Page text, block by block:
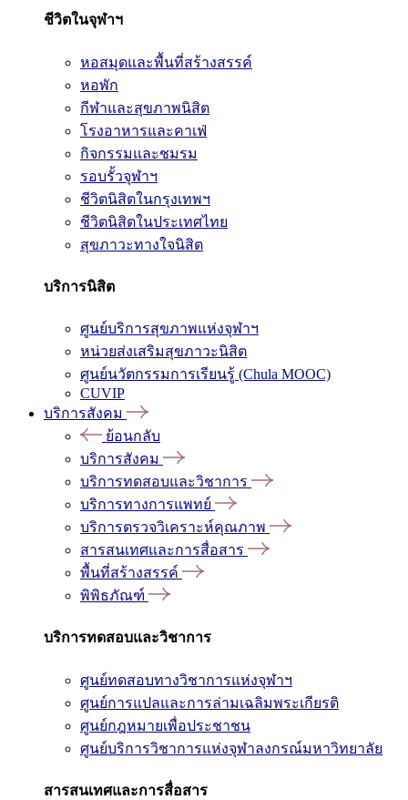
ชีวิตในจุฬาฯ
หอสมุดและพื้นที่สร้างสรรค์
หอพัก
กีฬาและสุขภาพนิสิต
โรงอาหารและคาเฟ่
กิจกรรมและชมรม
รอบรั้วจุฬาฯ
ชีวิตนิสิตในกรุงเทพฯ
ชีวิตนิสิตในประเทศไทย
สุขภาวะทางใจนิสิต
บริการนิสิต
ศูนย์บริการสุขภาพแห่งจุฬาฯ
หน่วยส่งเสริมสุขภาวะนิสิต
ศูนย์นวัตกรรมการเรียนรู้ (Chula MOOC)
CUVIP
บริการสังคม
ย้อนกลับ
บริการสังคม
บริการทดสอบและวิชาการ
บริการทางการแพทย์
บริการตรวจวิเคราะห์คุณภาพ
สารสนเทศและการสื่อสาร
พื้นที่สร้างสรรค์
พิพิธภัณฑ์
บริการทดสอบและวิชาการ
ศูนย์ทดสอบทางวิชาการแห่งจุฬาฯ
ศูนย์การแปลและการล่ามเฉลิมพระเกียรติ
ศูนย์กฎหมายเพื่อประชาชน
ศูนย์บริการวิชาการแห่งจุฬาลงกรณ์มหาวิทยาลัย
สารสนเทศและการสื่อสาร